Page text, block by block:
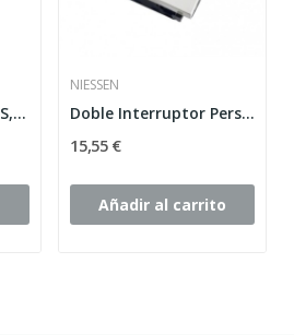
MARCO 3 ELEMENTOS, DORADO-MALTA HORIZONTAL...
NIESSEN
Doble Interruptor Persianas Blanco Zenit...
15,55 €
Añadir al carrito